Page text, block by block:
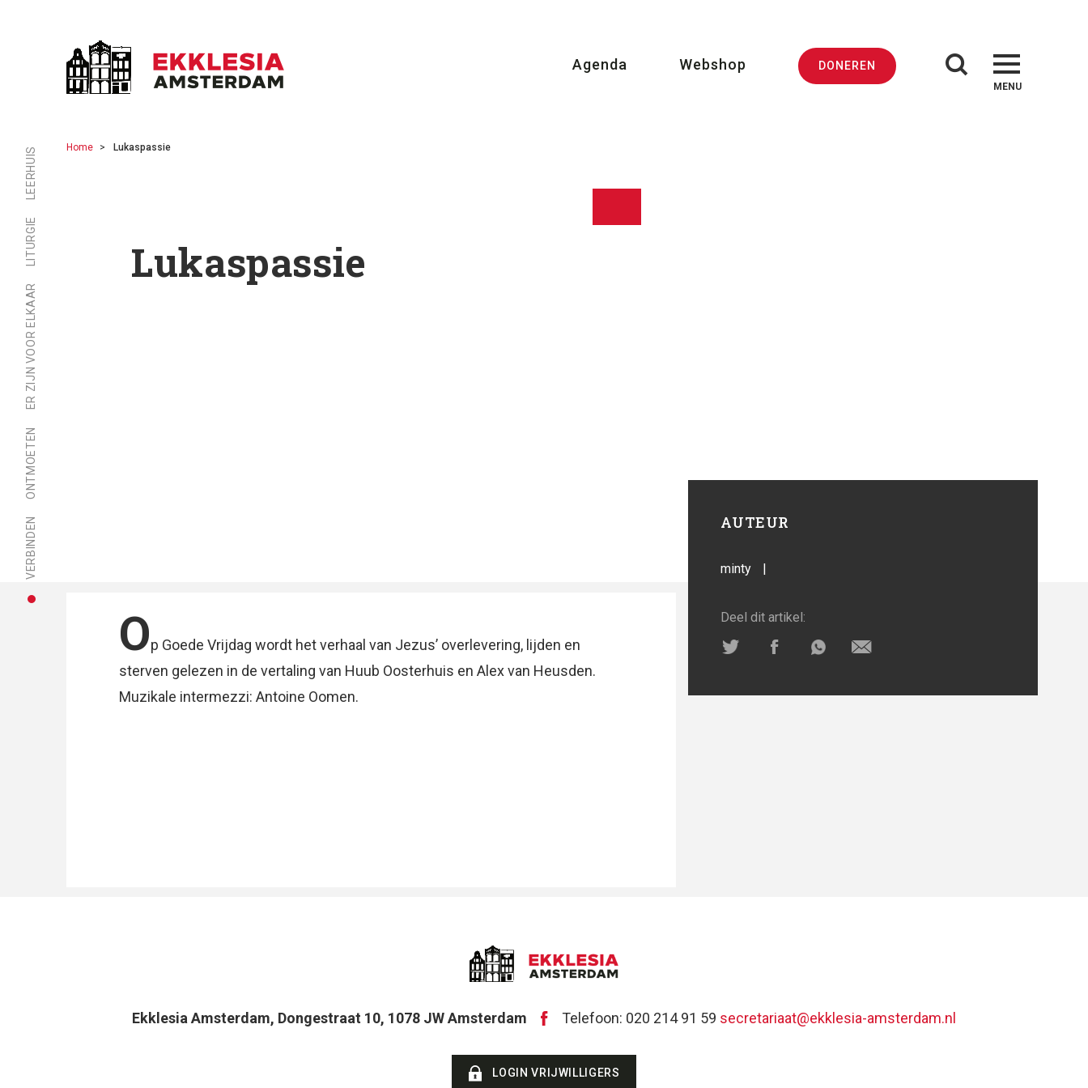
Agenda Webshop DONEREN
MENU
LEERHUIS
LITURGIE
ER ZIJN VOOR ELKAAR
ONTMOETEN
VERBINDEN
Home Lukaspassie
Lukaspassie
AUTEUR
minty |
Deel dit artikel:
Op Goede Vrijdag wordt het verhaal van Jezus’ overlevering, lijden en
sterven gelezen in de vertaling van Huub Oosterhuis en Alex van Heusden.
Muzikale intermezzi: Antoine Oomen.
Ekklesia Amsterdam, Dongestraat 10, 1078 JW Amsterdam Telefoon: 020 214 91 59 secretariaat@ekklesia-amsterdam.nl
LOGIN VRIJWILLIGERS